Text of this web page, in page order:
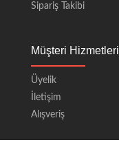
Sipariş Takibi
Müşteri Hizmetleri
Üyelik
İletişim
Alışveriş